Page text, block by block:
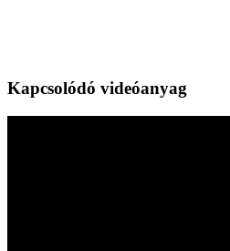
Kapcsolódó videóanyag